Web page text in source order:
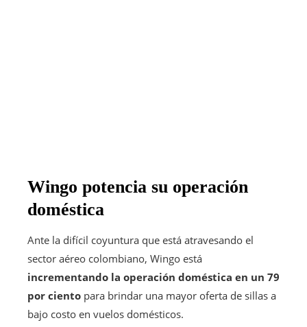
Wingo potencia su operación
doméstica
Ante la difícil coyuntura que está atravesando el
sector aéreo colombiano, Wingo está
incrementando la operación doméstica en un 79
por ciento para brindar una mayor oferta de sillas a
bajo costo en vuelos domésticos.